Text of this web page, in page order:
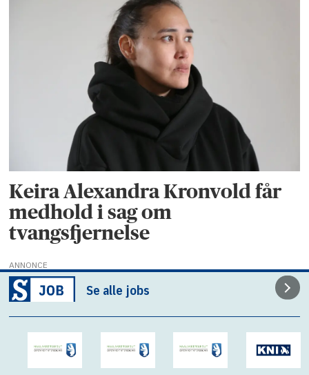
Keira Alexandra Kronvold får
medhold i sag om
tvangsfjernelse
ANNONCE
Se alle jobs